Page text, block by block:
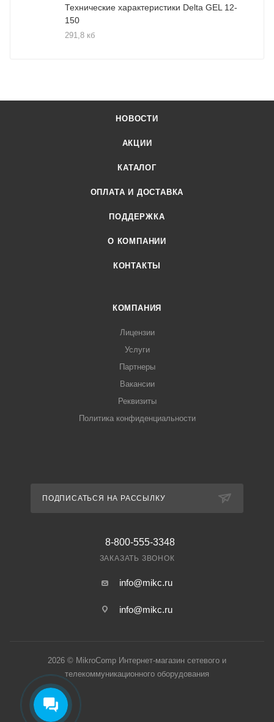
Технические характеристики Delta GEL 12-
150
291,8 кб
НОВОСТИ
АКЦИИ
КАТАЛОГ
ОПЛАТА И ДОСТАВКА
ПОДДЕРЖКА
О КОМПАНИИ
КОНТАКТЫ
КОМПАНИЯ
Лицензии
Услуги
Партнеры
Вакансии
Реквизиты
Политика конфиденциальности
ПОДПИСАТЬСЯ НА РАССЫЛКУ
8-800-555-3348
ЗАКАЗАТЬ ЗВОНОК
info@mikc.ru
info@mikc.ru
2026 © MikroComp Интернет-магазин сетевого и
телекоммуникационного оборудования